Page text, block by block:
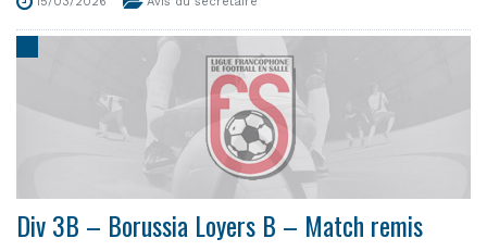
Div 3B – Borussia Loyers B – Match remis